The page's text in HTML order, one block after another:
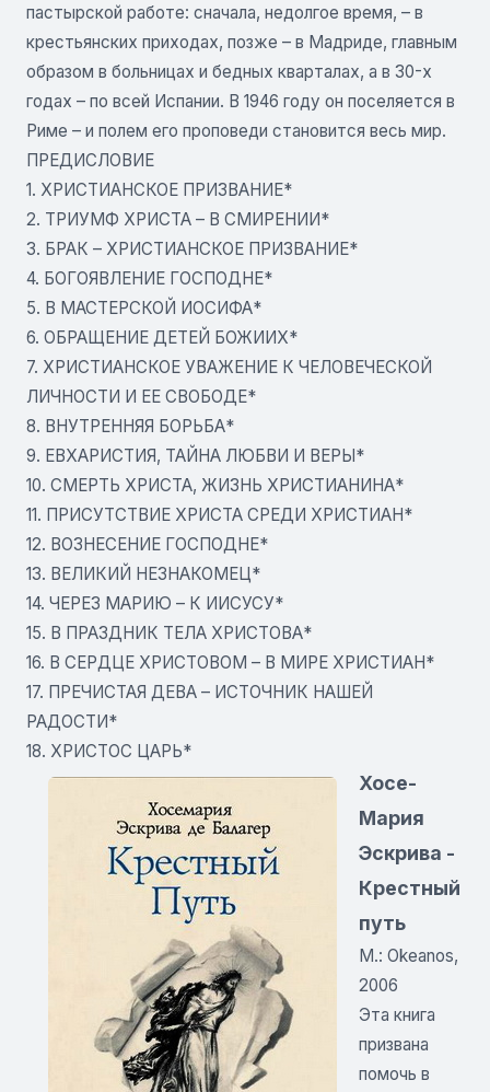
пастырской работе: сначала, недолгое время, – в
крестьянских приходах, позже – в Мадриде, главным
образом в больницах и бедных кварталах, а в 30-х
годах – по всей Испании. В 1946 году он поселяется в
Риме – и полем его проповеди становится весь мир.
ПРЕДИСЛОВИЕ
1. ХРИСТИАНСКОЕ ПРИЗВАНИЕ*
2. ТРИУМФ ХРИСТА – В СМИРЕНИИ*
3. БРАК – ХРИСТИАНСКОЕ ПРИЗВАНИЕ*
4. БОГОЯВЛЕНИЕ ГОСПОДНЕ*
5. В МАСТЕРСКОЙ ИОСИФА*
6. ОБРАЩЕНИЕ ДЕТЕЙ БОЖИИХ*
7. ХРИСТИАНСКОЕ УВАЖЕНИЕ К ЧЕЛОВЕЧЕСКОЙ
ЛИЧНОСТИ И ЕЕ СВОБОДЕ*
8. ВНУТРЕННЯЯ БОРЬБА*
9. ЕВХАРИСТИЯ, ТАЙНА ЛЮБВИ И ВЕРЫ*
10. СМЕРТЬ ХРИСТА, ЖИЗНЬ ХРИСТИАНИНА*
11. ПРИСУТСТВИЕ ХРИСТА СРЕДИ ХРИСТИАН*
12. ВОЗНЕСЕНИЕ ГОСПОДНЕ*
13. ВЕЛИКИЙ НЕЗНАКОМЕЦ*
14. ЧЕРЕЗ МАРИЮ – К ИИСУСУ*
15. В ПРАЗДНИК ТЕЛА ХРИСТОВА*
16. В СЕРДЦЕ ХРИСТОВОМ – В МИРЕ ХРИСТИАН*
17. ПРЕЧИСТАЯ ДЕВА – ИСТОЧНИК НАШЕЙ
РАДОСТИ*
18. ХРИСТОС ЦАРЬ*
Хосе-
Мария
Эскрива -
Крестный
путь
М.: Okeanos,
2006
Эта книга
призвана
помочь в